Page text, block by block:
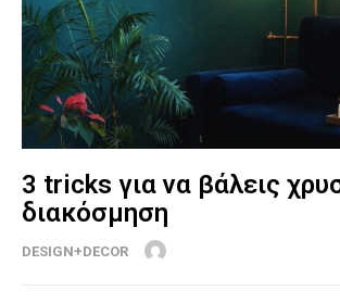
3 tricks για να βάλεις
διακόσμηση
DESIGN+DECOR